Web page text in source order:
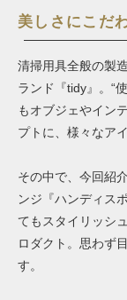
美しさにこだ
清掃用具全般の製
ランド『tidy』。“
もオブジェやイン
プトに、様々なア
その中で、今回紹
ンジ『ハンディス
てもスタイリッシ
ロダクト。思わず
す。